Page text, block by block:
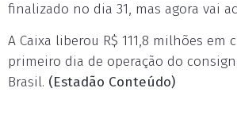
finalizado no dia 31, mas agora vai
A Caixa liberou R$ 111,8 milhões em
primeiro dia de operação do
Brasil. (Estadão Conteúdo)